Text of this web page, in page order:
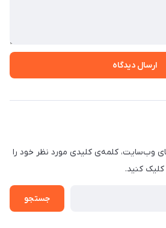
ارسال دیدگاه
وب‌سایت، کلمه‌ی کلیدی مورد نظر خود را
کنید.
جستجو